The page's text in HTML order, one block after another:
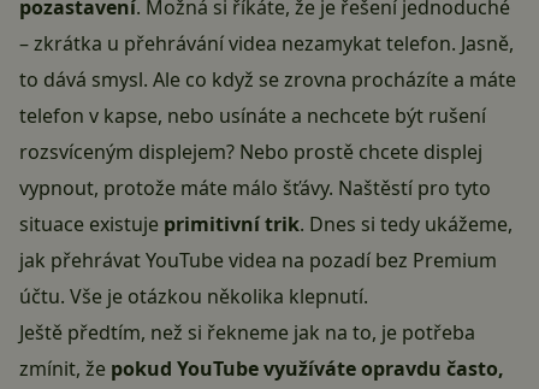
pozastavení. Možná si říkáte, že je řešení jednoduché
– zkrátka u přehrávání videa nezamykat telefon. Jasně,
to dává smysl. Ale co když se zrovna procházíte a máte
telefon v kapse, nebo usínáte a nechcete být rušení
rozsvíceným displejem? Nebo prostě chcete displej
vypnout, protože máte málo šťávy. Naštěstí pro tyto
situace existuje primitivní trik. Dnes si tedy ukážeme,
jak přehrávat YouTube videa na pozadí bez Premium
účtu. Vše je otázkou několika klepnutí.
Ještě předtím, než si řekneme jak na to, je potřeba
zmínit, že pokud YouTube využíváte opravdu často,